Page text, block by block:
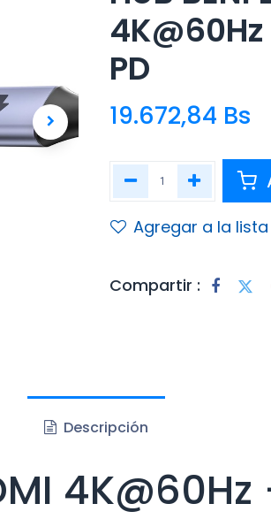
PD
19.672,84 Bs
Agregar a la
Compartir :
Descripción